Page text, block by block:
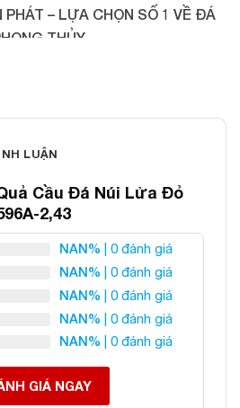
PHÁT – LỰA CHỌN SỐ 1 VỀ ĐÁ
THỦY
LUẬN
Cầu Đá Núi Lửa Đỏ
2,43
NAN% | 0 đánh giá
NAN% | 0 đánh giá
NAN% | 0 đánh giá
NAN% | 0 đánh giá
NAN% | 0 đánh giá
GIÁ NGAY